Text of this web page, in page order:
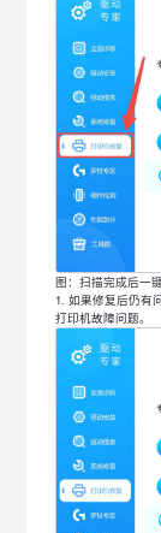
图：扫描完成后一
如果修复后仍有
打印机故障问题。